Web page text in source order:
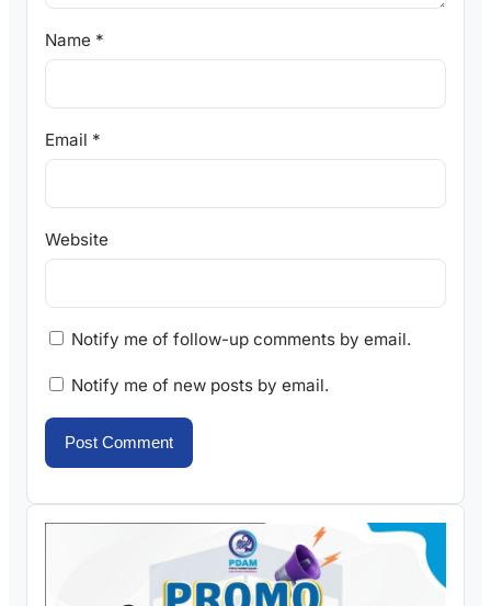
Name *
Email *
Website
Notify me of follow-up comments by email.
Notify me of new posts by email.